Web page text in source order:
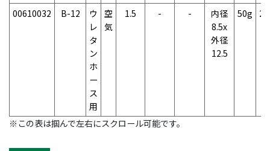
00610032 B-12
ウ
レ
タ
ン
ホ
ー
ス
用
空
気
1.5 - -
内径
8.5x
外径
12.5
50g
※この表は掴んで左右にスクロール可能です。